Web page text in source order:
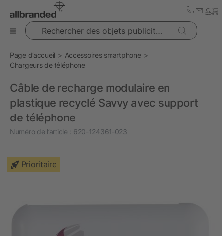
Rechercher des objets publicitaires
Page d’accueil
Accessoires smartphone
Chargeurs de téléphone
Câble de recharge modulaire en
plastique recyclé Savvy avec support
de téléphone
Numéro de l’article : 620-124361-023
Prioritaire